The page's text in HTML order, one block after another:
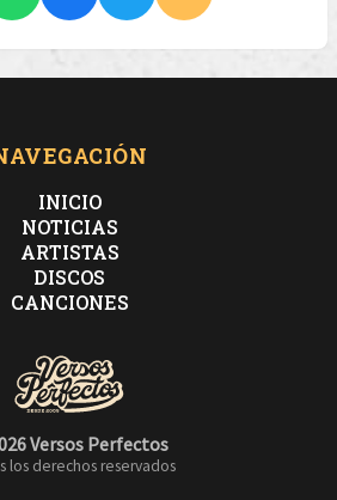
INICIO
NOTICIAS
ARTISTAS
DISCOS
CANCIONES
Versos Perfectos
los derechos reservados